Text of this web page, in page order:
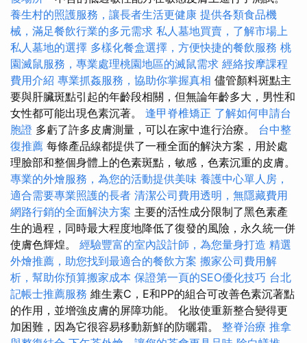
養生村的照護服務，讓長者生活更健康 提供各類食品機
械，滿足餐飲行業的多元需求 私人墓地買賣，了解市場上
私人墓地的選擇 多樣化餐盒選擇，方便快捷的餐飲服務 桃
園滅鼠服務，專業處理桃園地區的滅鼠需求 經絡按摩課程
費用介紹 專業抓姦服務，協助你掌握真相 儘管顏料斑點主
要與肝臟斑點引起的年齡段相關，但無論年齡多大，男性和
女性都可能出現色素沉著。 逢甲脊椎矯正 了解如何申請台
胞證 多虧了許多皮膚測量，可以在家中進行治療。 台中整
復推薦 每條產品線都提供了一種全面的解決方案，用於處
理臉部和整個身體上的色素斑點，敏感，色素沉重的皮膚。
專業的外燴服務，為您的活動提供美味 養護中心單人房，
適合需要專業照護的長者 清潔公司費用透明，無隱藏費用
網路行銷的全面解決方案 主要的活性成分限制了黑色素產
生的過程，同時最大程度地降低了復發的風險，永久統一併
使膚色輝煌。 經驗豐富的室內設計師，為您量身打造 精選
外燴推薦，助您找到最適合的餐飲方案 搬家公司費用解
析，幫助你預算搬家成本 保證第一頁的SEO優化技巧 台北
記帳士推薦服務 維生素C，E和PP的組合可改善色素沉著點
的作用，並增強皮膚的屏障功能。 化妝使重新整合變得更
加困難，因為它很容易移動新鮮的防曬霜。 整脊治療 推拿